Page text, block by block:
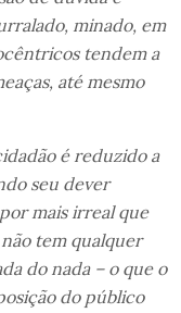
minado, em
tendem a
até mesmo
é reduzido a
seu dever
mais irreal que
tem qualquer
do nada – o que o
do público